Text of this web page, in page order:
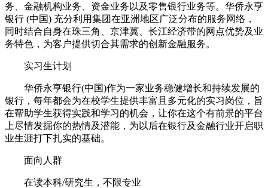
务、金融机构业务、资金业务以及零售银行业务等。华侨永亨
银行 (中国) 充分利用集团在亚洲地区广泛分布的服务网络，
同时结合自身在珠三角、京津冀、长江经济带的网点优势及业
务特色，为客户提供切合其需求的创新金融服务。
实习生计划
华侨永亨银行(中国)作为一家业务稳健增长和持续发展的
银行，每年都会为在校学生提供丰富且多元化的实习岗位，旨
在帮助学生获得实践和学习的机会，让你在这个有前景的平台
上尽情发掘你的热情及潜能，为以后在银行及金融行业开启职
业生涯打下扎实的基础。
面向人群
在读本科/研究生，不限专业